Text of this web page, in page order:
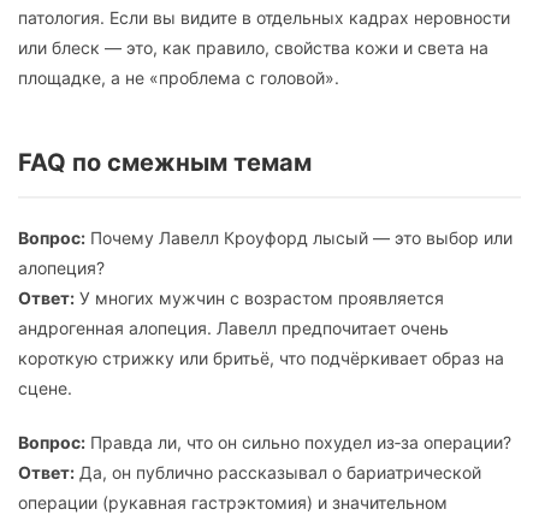
патология. Если вы видите в отдельных кадрах неровности
или блеск — это, как правило, свойства кожи и света на
площадке, а не «проблема с головой».
FAQ по смежным темам
Вопрос: Почему Лавелл Кроуфорд лысый — это выбор или
алопеция?
Ответ: У многих мужчин с возрастом проявляется
андрогенная алопеция. Лавелл предпочитает очень
короткую стрижку или бритьё, что подчёркивает образ на
сцене.
Вопрос: Правда ли, что он сильно похудел из‑за операции?
Ответ: Да, он публично рассказывал о бариатрической
операции (рукавная гастрэктомия) и значительном